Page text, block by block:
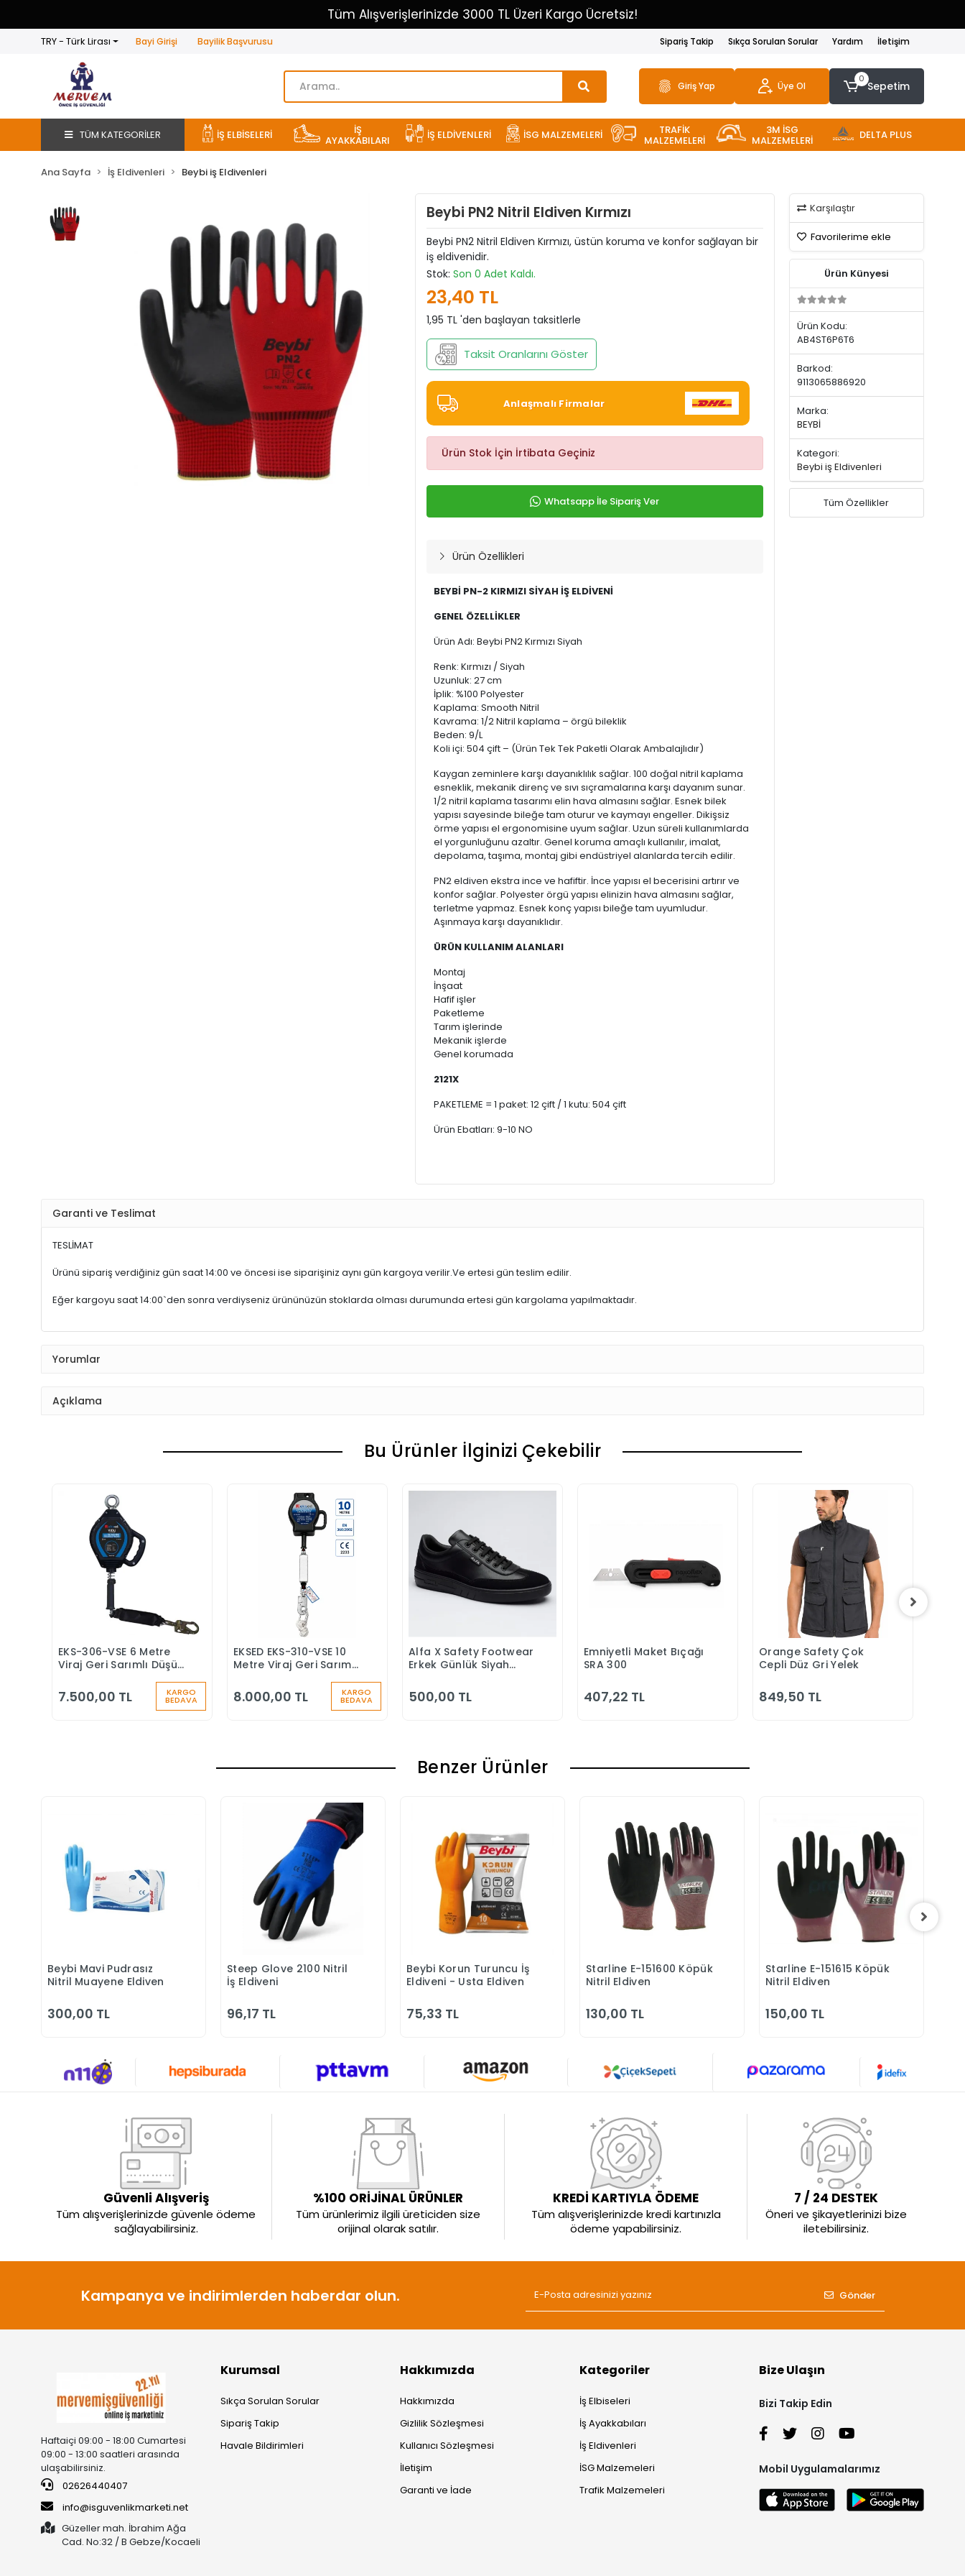
Tüm Alışverişlerinizde 3000 TL Üzeri Kargo Ücretsiz!
TRY - Türk Lirası Bayi Girişi Bayilik Başvurusu Sipariş Takip Sıkça Sorulan Sorular Yardım İletişim
Giriş Yap Üye Ol
0
Sepetim
TÜM KATEGORİLER İŞ ELBİSELERİ İŞ
AYAKKABILARI İŞ ELDİVENLERİ İSG MALZEMELERİ TRAFİK
MALZEMELERİ
3M İSG
MALZEMELERİ DELTA PLUS
Ana Sayfa İş Eldivenleri Beybi iş Eldivenleri
Beybi PN2 Nitril Eldiven Kırmızı
Beybi PN2 Nitril Eldiven Kırmızı, üstün koruma ve konfor sağlayan bir
iş eldivenidir.
Stok: Son 0 Adet Kaldı.
23,40 TL
1,95 TL 'den başlayan taksitlerle
Taksit Oranlarını Göster
Anlaşmalı Firmalar
Ürün Stok İçin İrtibata Geçiniz
Whatsapp İle Sipariş Ver
Ürün Özellikleri
BEYBİ PN-2 KIRMIZI SİYAH İŞ ELDİVENİ
GENEL ÖZELLİKLER
Ürün Adı: Beybi PN2 Kırmızı Siyah
Renk: Kırmızı / Siyah
Uzunluk: 27 cm
İplik: %100 Polyester
Kaplama: Smooth Nitril
Kavrama: 1/2 Nitril kaplama – örgü bileklik
Beden: 9/L
Koli içi: 504 çift – (Ürün Tek Tek Paketli Olarak Ambalajlıdır)
Kaygan zeminlere karşı dayanıklılık sağlar. 100 doğal nitril kaplama
esneklik, mekanik direnç ve sıvı sıçramalarına karşı dayanım sunar.
1/2 nitril kaplama tasarımı elin hava almasını sağlar. Esnek bilek
yapısı sayesinde bileğe tam oturur ve kaymayı engeller. Dikişsiz
örme yapısı el ergonomisine uyum sağlar. Uzun süreli kullanımlarda
el yorgunluğunu azaltır. Genel koruma amaçlı kullanılır, imalat,
depolama, taşıma, montaj gibi endüstriyel alanlarda tercih edilir.
PN2 eldiven ekstra ince ve hafiftir. İnce yapısı el becerisini artırır ve
konfor sağlar. Polyester örgü yapısı elinizin hava almasını sağlar,
terletme yapmaz. Esnek konç yapısı bileğe tam uyumludur.
Aşınmaya karşı dayanıklıdır.
ÜRÜN KULLANIM ALANLARI
Montaj
İnşaat
Hafif işler
Paketleme
Tarım işlerinde
Mekanik işlerde
Genel korumada
2121X
PAKETLEME = 1 paket: 12 çift / 1 kutu: 504 çift
Ürün Ebatları: 9-10 NO
Karşılaştır
Favorilerime ekle
Ürün Künyesi
Ürün Kodu:
AB4ST6P6T6
Barkod:
9113065886920
Marka:
BEYBİ
Kategori:
Beybi iş Eldivenleri
Tüm Özellikler
Garanti ve Teslimat
TESLİMAT
Ürünü sipariş verdiğiniz gün saat 14:00 ve öncesi ise siparişiniz aynı gün kargoya verilir.Ve ertesi gün teslim edilir.
Eğer kargoyu saat 14:00`den sonra verdiyseniz ürününüzün stoklarda olması durumunda ertesi gün kargolama yapılmaktadır.
Yorumlar
Açıklama
Bu Ürünler İlginizi Çekebilir
Sepete Ekle
EKS-306-VSE 6 Metre
Viraj Geri Sarımlı Düşüş
Kenar
7.500,00 TL KARGO
BEDAVA
Sepete Ekle
EKSED EKS-310-VSE 10
Metre Viraj Geri Sarımlı
8.000,00 TL KARGO
BEDAVA
Sepete Ekle
Alfa X Safety Footwear
Erkek Günlük Siyah
500,00 TL
Sepete Ekle
Emniyetli Maket Bıçağı
SRA 300
407,22 TL
Sepete Ekle
Orange Safety Çok
Cepli Düz Gri Yelek
849,50 TL
Benzer Ürünler
Sepete Ekle
Beybi Mavi Pudrasız
Nitril Muayene Eldiven
300,00 TL
Sepete Ekle
Steep Glove 2100 Nitril
İş Eldiveni
96,17 TL
Sepete Ekle
Beybi Korun Turuncu İş
Eldiveni - Usta Eldiven
75,33 TL
Sepete Ekle
Starline E-151600 Köpük
Nitril Eldiven
130,00 TL
Sepete Ekle
Starline E-151615 Köpük
Nitril Eldiven
150,00 TL
Güvenli Alışveriş
Tüm alışverişlerinizde güvenle ödeme
sağlayabilirsiniz.
%100 ORİJİNAL ÜRÜNLER
Tüm ürünlerimiz ilgili üreticiden size
orijinal olarak satılır.
KREDİ KARTIYLA ÖDEME
Tüm alışverişlerinizde kredi kartınızla
ödeme yapabilirsiniz.
7 / 24 DESTEK
Öneri ve şikayetlerinizi bize
iletebilirsiniz.
Kampanya ve indirimlerden haberdar olun. Gönder
Haftaiçi 09:00 - 18:00 Cumartesi
09:00 - 13:00 saatleri arasında
ulaşabilirsiniz.
02626440407
info@isguvenlikmarketi.net
Güzeller mah. İbrahim Ağa
Cad. No:32 / B Gebze/Kocaeli
Kurumsal
Sıkça Sorulan Sorular
Sipariş Takip
Havale Bildirimleri
Hakkımızda
Hakkımızda
Gizlilik Sözleşmesi
Kullanıcı Sözleşmesi
İletişim
Garanti ve İade
Kategoriler
İş Elbiseleri
İş Ayakkabıları
İş Eldivenleri
İSG Malzemeleri
Trafik Malzemeleri
Bize Ulaşın
Bizi Takip Edin
Mobil Uygulamalarımız